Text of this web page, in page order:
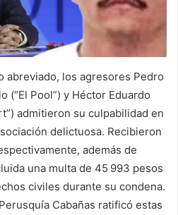
abreviado, los agresores Pedro
(“El Pool”) y Héctor Eduardo
admitieron su culpabilidad en
delictuosa. Recibieron
además de
una multa de 45 993 pesos
civiles durante su condena.
Cabañas ratificó estas